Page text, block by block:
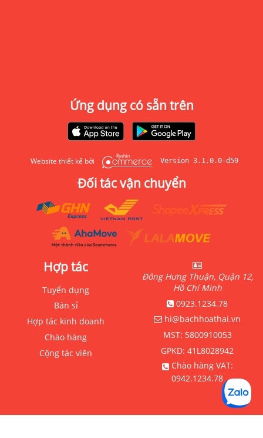
Ứng dụng có sẵn trên
Website thiết kế bởi Version 3.1.0.0-d59
Đối tác vận chuyển
Hợp tác
Tuyển dụng
Bán sỉ
Hợp tác kinh doanh
Chào hàng
Cộng tác viên
Đông Hưng Thuận, Quận 12,
Hồ Chí Minh
0923.1234.78
hi@bachhoathai.vn
MST: 5800910053
GPKD: 41L8028942
Chào hàng VAT:
0942.1234.78